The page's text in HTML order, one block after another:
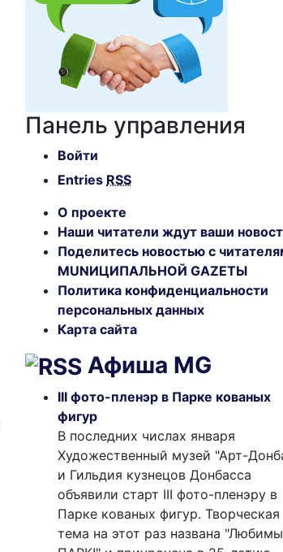
Панель управления
Войти
Entries RSS
О проекте
Наши читатели ждут ваши
Поделитесь новостью с
MUNИЦИПАЛЬНОЙ GAZЕТЫ
Политика конфиденциальности
персональных данных
Карта сайта
Афиша MG
III фото-пленэр в Парке кованых
фигур
В последних числах января
Художественный музей "Арт-
и Гильдия кузнецов Донбасса
объявили старт III фото-пленэру в
Парке кованых фигур. Творческая
тема на этот раз названа